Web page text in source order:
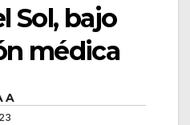
Sol, bajo
médica
A